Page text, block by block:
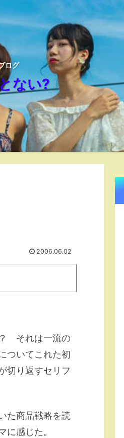
ログ
ない?
2006.06.02
？ それは一流の
ついてこれた初
切り返すセリフ
た商品戦略を読
感じた。